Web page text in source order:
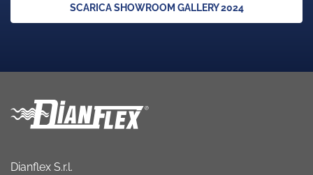
SCARICA SHOWROOM GALLERY 2024
Dianflex S.r.l.